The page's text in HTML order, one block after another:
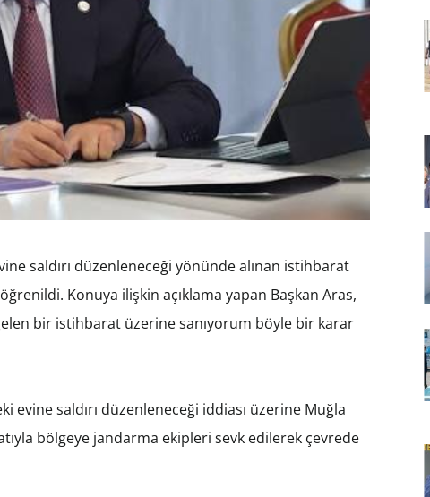
saldırı düzenleneceği yönünde alınan istihbarat
Konuya ilişkin açıklama yapan Başkan Aras,
bir istihbarat üzerine sanıyorum böyle bir karar
evine saldırı düzenleneceği iddiası üzerine Muğla
bölgeye jandarma ekipleri sevk edilerek çevrede